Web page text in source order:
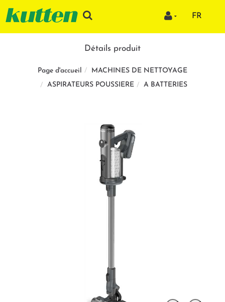
FR
Détails produit
Page d'accueil
MACHINES DE NETTOYAGE
ASPIRATEURS POUSSIERE
A BATTERIES